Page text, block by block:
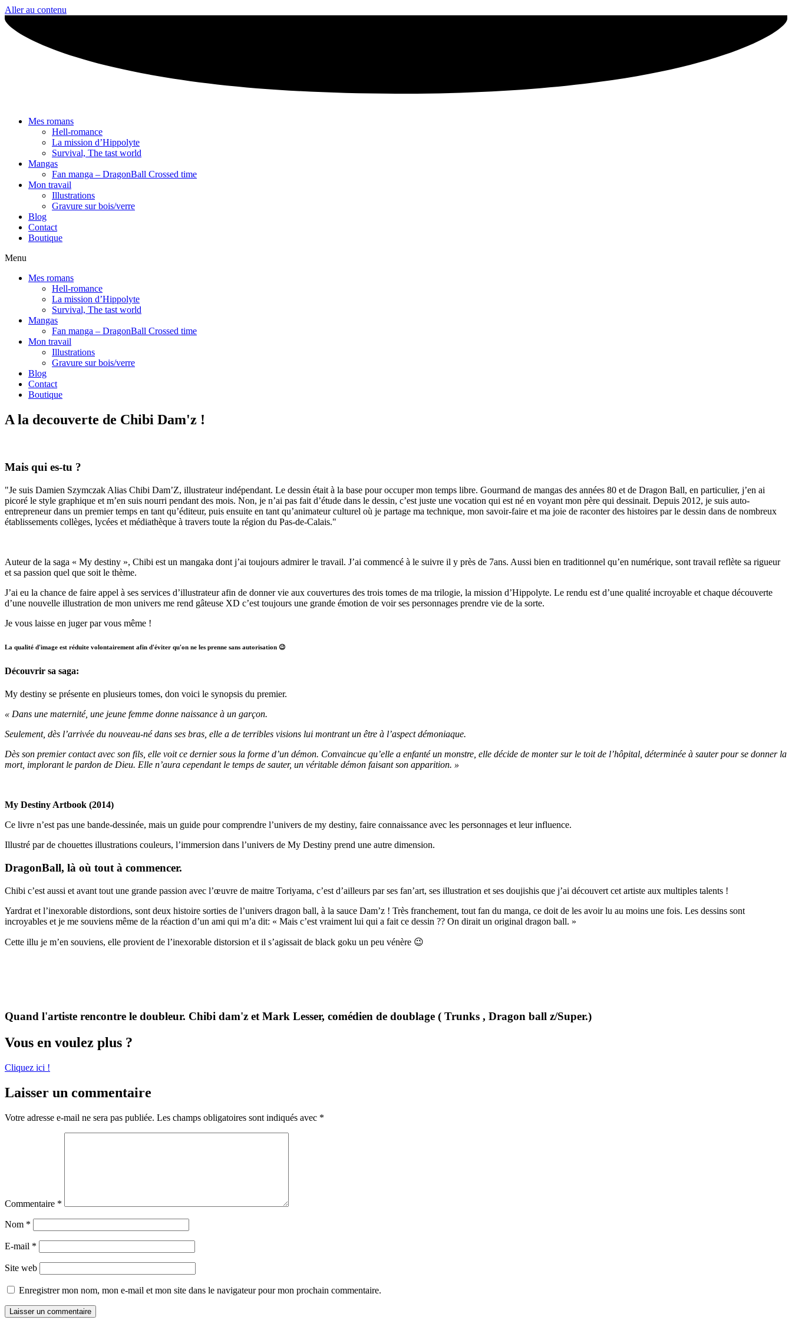
Aller au contenu
Mes romans
Hell-romance
La mission d’Hippolyte
Survival, The tast world
Mangas
Fan manga – DragonBall Crossed time
Mon travail
Illustrations
Gravure sur bois/verre
Blog
Contact
Boutique
Menu
Mes romans
Hell-romance
La mission d’Hippolyte
Survival, The tast world
Mangas
Fan manga – DragonBall Crossed time
Mon travail
Illustrations
Gravure sur bois/verre
Blog
Contact
Boutique
A la decouverte de Chibi Dam'z !
Mais qui es-tu ?
"Je suis Damien Szymczak Alias Chibi Dam’Z, illustrateur indépendant. Le dessin était à la base pour occuper mon temps libre. Gourmand de mangas des années 80 et de Dragon Ball, en particulier, j’en ai
picoré le style graphique et m’en suis nourri pendant des mois. Non, je n’ai pas fait d’étude dans le dessin, c’est juste une vocation qui est né en voyant mon père qui dessinait. Depuis 2012, je suis auto-
entrepreneur dans un premier temps en tant qu’éditeur, puis ensuite en tant qu’animateur culturel où je partage ma technique, mon savoir-faire et ma joie de raconter des histoires par le dessin dans de nombreux
établissements collèges, lycées et médiathèque à travers toute la région du Pas-de-Calais."
Auteur de la saga « My destiny », Chibi est un mangaka dont j’ai toujours admirer le travail. J’ai commencé à le suivre il y près de 7ans. Aussi bien en traditionnel qu’en numérique, sont travail reflète sa rigueur
et sa passion quel que soit le thème.
J’ai eu la chance de faire appel à ses services d’illustrateur afin de donner vie aux couvertures des trois tomes de ma trilogie, la mission d’Hippolyte. Le rendu est d’une qualité incroyable et chaque découverte
d’une nouvelle illustration de mon univers me rend gâteuse XD c’est toujours une grande émotion de voir ses personnages prendre vie de la sorte.
Je vous laisse en juger par vous même !
La qualité d'image est réduite volontairement afin d'éviter qu'on ne les prenne sans autorisation 😉
Découvrir sa saga:
My destiny se présente en plusieurs tomes, don voici le synopsis du premier.
« Dans une maternité, une jeune femme donne naissance à un garçon.
Seulement, dès l’arrivée du nouveau-né dans ses bras, elle a de terribles visions lui montrant un être à l’aspect démoniaque.
Dès son premier contact avec son fils, elle voit ce dernier sous la forme d’un démon. Convaincue qu’elle a enfanté un monstre, elle décide de monter sur le toit de l’hôpital, déterminée à sauter pour se donner la
mort, implorant le pardon de Dieu. Elle n’aura cependant le temps de sauter, un véritable démon faisant son apparition. »
My Destiny Artbook (2014)
Ce livre n’est pas une bande-dessinée, mais un guide pour comprendre l’univers de my destiny, faire connaissance avec les personnages et leur influence.
Illustré par de chouettes illustrations couleurs, l’immersion dans l’univers de My Destiny prend une autre dimension.
DragonBall, là où tout à commencer.
Chibi c’est aussi et avant tout une grande passion avec l’œuvre de maitre Toriyama, c’est d’ailleurs par ses fan’art, ses illustration et ses doujishis que j’ai découvert cet artiste aux multiples talents !
Yardrat et l’inexorable distordions, sont deux histoire sorties de l’univers dragon ball, à la sauce Dam’z ! Très franchement, tout fan du manga, ce doit de les avoir lu au moins une fois. Les dessins sont
incroyables et je me souviens même de la réaction d’un ami qui m’a dit: « Mais c’est vraiment lui qui a fait ce dessin ?? On dirait un original dragon ball. »
Cette illu je m’en souviens, elle provient de l’inexorable distorsion et il s’agissait de black goku un peu vénère 😉
Quand l'artiste rencontre le doubleur. Chibi dam'z et Mark Lesser, comédien de doublage ( Trunks , Dragon ball z/Super.)
Vous en voulez plus ?
Cliquez ici !
Laisser un commentaire
Votre adresse e-mail ne sera pas publiée. Les champs obligatoires sont indiqués avec *
Commentaire *
Nom *
E-mail *
Site web
Enregistrer mon nom, mon e-mail et mon site dans le navigateur pour mon prochain commentaire.